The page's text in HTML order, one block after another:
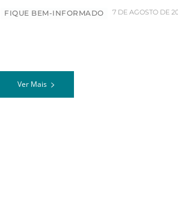
FIQUE BEM-INFORMADO 7 DE AGOSTO DE
Ver Mais